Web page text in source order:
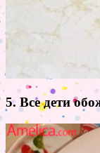
5. Все дети